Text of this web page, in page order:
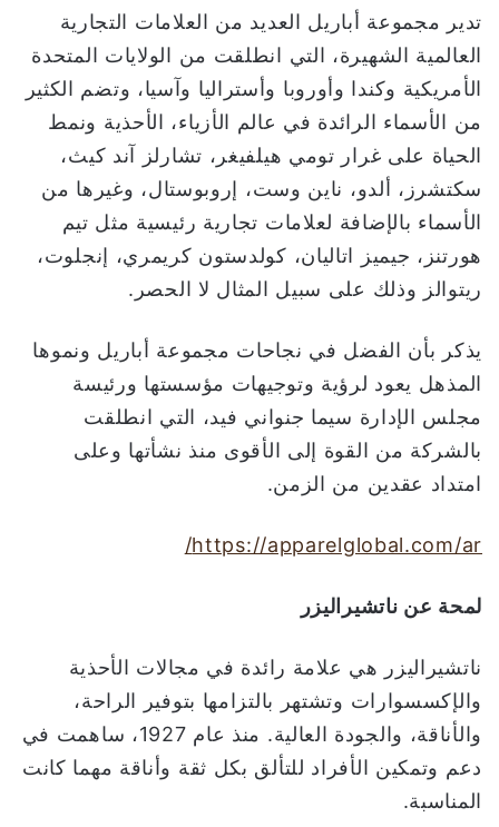
تدير مجموعة أباريل العديد من العلامات التجارية
العالمية الشهيرة، التي انطلقت من الولايات المتحدة
الأمريكية وكندا وأوروبا وأستراليا وآسيا، وتضم الكثير
من الأسماء الرائدة في عالم الأزياء، الأحذية ونمط
الحياة على غرار تومي هيلفيغر، تشارلز آند كيث،
سكتشرز، ألدو، ناين وست، إروبوستال، وغيرها من
الأسماء بالإضافة لعلامات تجارية رئيسية مثل تيم
هورتنز، جيميز اتاليان، كولدستون كريمري، إنجلوت،
ريتوالز وذلك على سبيل المثال لا الحصر.
يذكر بأن الفضل في نجاحات مجموعة أباريل ونموها
المذهل يعود لرؤية وتوجيهات مؤسستها ورئيسة
مجلس الإدارة سيما جنواني فيد، التي انطلقت
بالشركة من القوة إلى الأقوى منذ نشأتها وعلى
امتداد عقدين من الزمن.
https://apparelglobal.com/ar/
لمحة عن ناتشيراليزر
ناتشيراليزر هي علامة رائدة في مجالات الأحذية
والإكسسوارات وتشتهر بالتزامها بتوفير الراحة،
والأناقة، والجودة العالية. منذ عام 1927، ساهمت في
دعم وتمكين الأفراد للتألق بكل ثقة وأناقة مهما كانت
المناسبة.